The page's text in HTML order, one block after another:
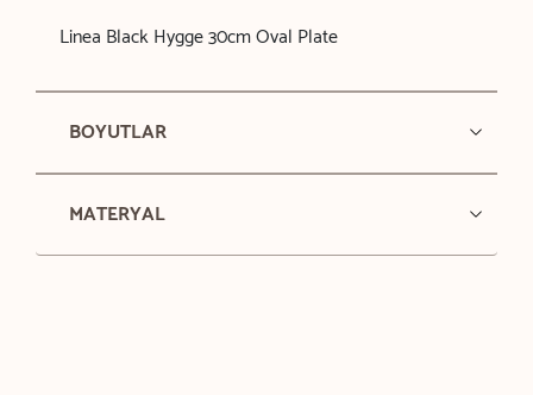
Linea Black Hygge 30cm Oval Plate
BOYUTLAR
MATERYAL